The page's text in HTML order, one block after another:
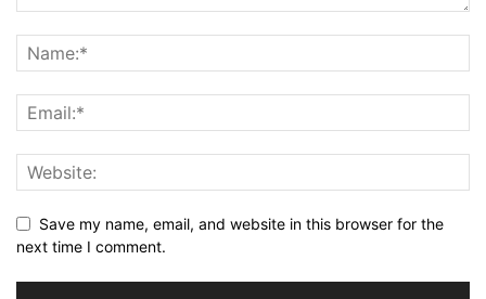
Save my name, email, and website in this browser for the
next time I comment.